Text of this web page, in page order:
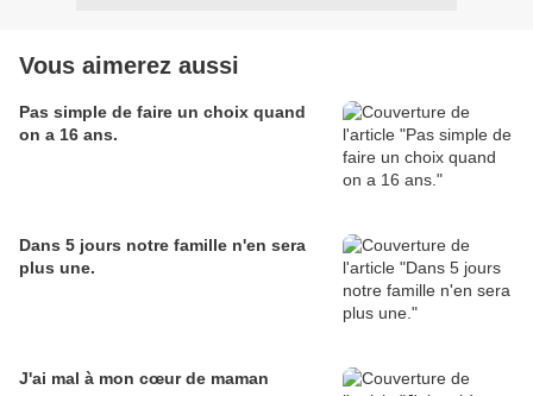
Vous aimerez aussi
Pas simple de faire un choix quand
on a 16 ans.
Dans 5 jours notre famille n'en sera
plus une.
J'ai mal à mon cœur de maman